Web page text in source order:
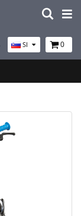
SI 0